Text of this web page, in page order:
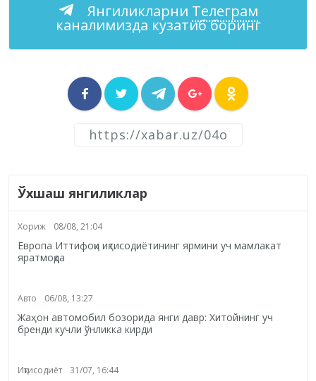
Янгиликларни Телеграм
каналимизда кузатиб боринг
Ўхшаш янгиликлар
Хориж 08/08, 21:04
Европа Иттифоқи иқтисодиётининг ярмини уч мамлакат
яратмоқда
Авто 06/08, 13:27
Жаҳон автомобил бозорида янги давр: Хитойнинг уч
бренди кучли ўнликка кирди
Иқтисодиёт 31/07, 16:44